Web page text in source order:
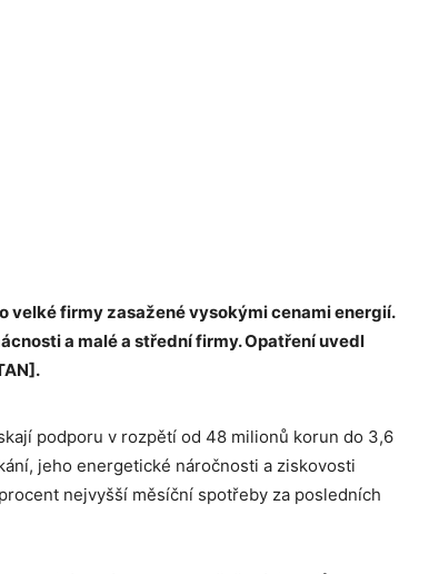
velké firmy zasažené vysokými cenami energií.
a malé a střední firmy. Opatření uvedl
podporu v rozpětí od 48 milionů korun do 3,6
jeho energetické náročnosti a ziskovosti
nejvyšší měsíční spotřeby za posledních